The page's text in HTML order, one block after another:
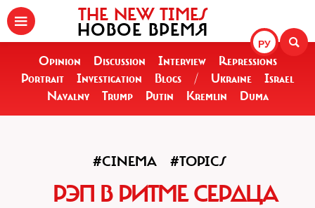
РУ
THE NEW TIMES
НОВОЕ ВРЕМЯ
Opinion Discussion Interview
Repressions
Portrait
Investigation Blogs / Ukraine
Israel
Navalny
Trump Putin Kremlin Duma
#CINEMA #TOPICS
РЭП В РИТМЕ СЕРДЦА